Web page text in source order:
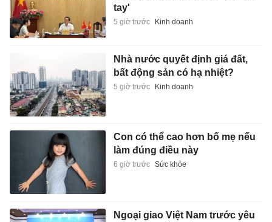
tay'
5 giờ trước Kinh doanh
Nhà nước quyết định giá đất,
bất động sản có hạ nhiệt?
5 giờ trước Kinh doanh
Con có thể cao hơn bố mẹ nếu
làm đúng điều này
6 giờ trước Sức khỏe
Ngoại giao Việt Nam trước yêu